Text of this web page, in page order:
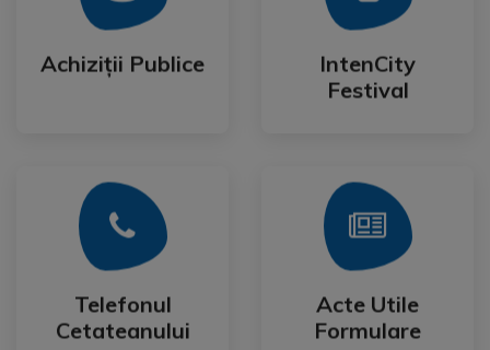
Achiziții Publice
Achiziții Publice
IntenCity
Festival
IntenCity
Festival
Telefonul
Cetateanului
Telefonul
Cetateanului
Mai Mult
Acte Utile
Formulare
Acte Utile
Formulare
Mai Mult